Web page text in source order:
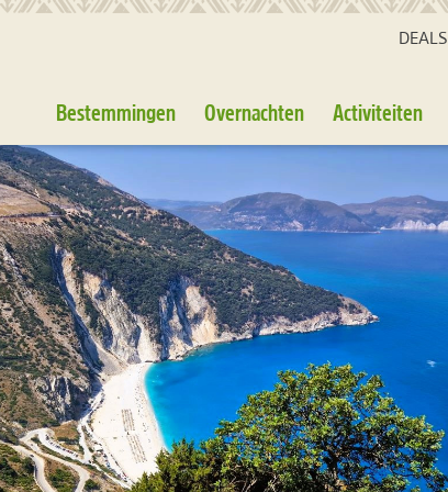
DEALS
Bestemmingen Overnachten Activiteiten